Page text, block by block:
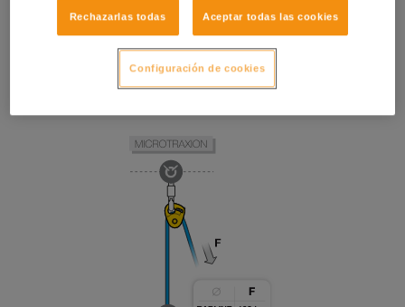
Rechazarlas todas Aceptar todas las cookies
Configuración de cookies